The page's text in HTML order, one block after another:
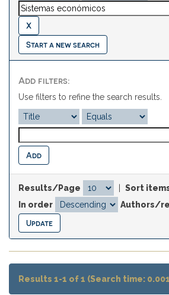
Start a new search
Add filters:
Use filters to refine the search results.
Results/Page
Sort
In order
Authors/
Results 1-1 of 1 (Search time: